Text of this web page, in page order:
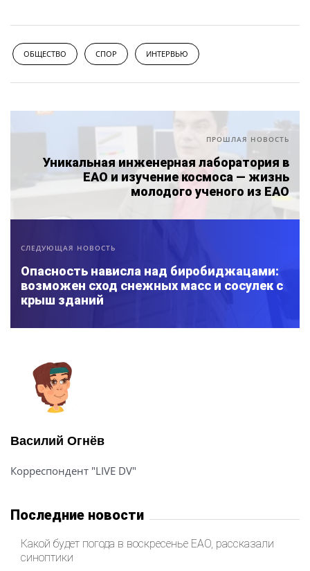
ОБЩЕСТВО СПОР ИНТЕРВЬЮ
ПРОШЛАЯ НОВОСТЬ
Уникальная инженерная лаборатория в
ЕАО и изучение космоса — жизнь
молодого ученого из ЕАО
СЛЕДУЮЩАЯ НОВОСТЬ
Опасность нависла над биробиджацами:
возможен сход снежных масс и сосулек с
крыш зданий
Василий Огнёв
Корреспондент "LIVE DV"
Последние новости
Какой будет погода в воскресенье ЕАО, рассказали
синоптики